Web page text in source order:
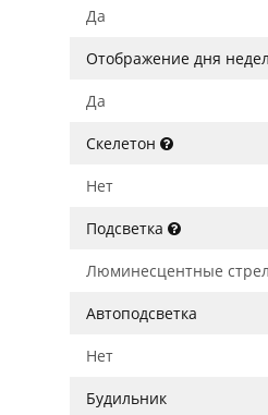
Да
Отображение дня
Да
Скелетон
Нет
Подсветка
Люминесцентные
Автоподсветка
Нет
Будильник